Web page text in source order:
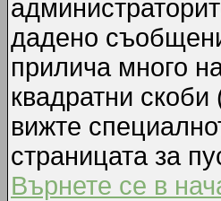
дадено
прилича много
квадратни
вижте
страницата за
Върнете се в